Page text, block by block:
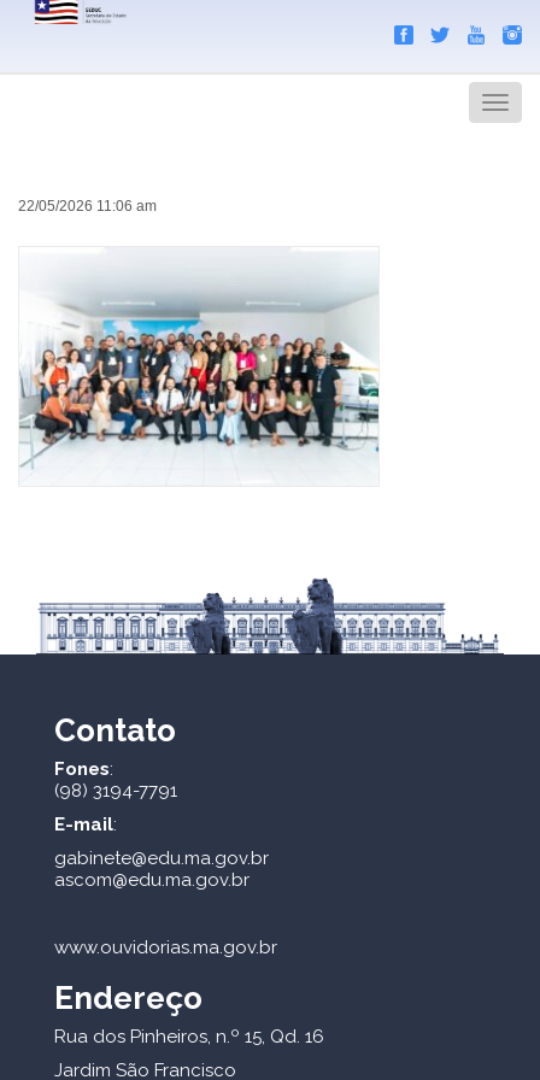
Menu
22/05/2026 11:06 am
Contato
Fones:
(98) 3194-7791
E-mail:
gabinete@edu.ma.gov.br
ascom@edu.ma.gov.br
www.ouvidorias.ma.gov.br
Endereço
Rua dos Pinheiros, n.º 15, Qd. 16
Jardim São Francisco